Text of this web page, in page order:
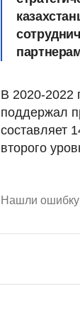
В 2020-2022
поддержал
составляет
второго
Нашли ошибку